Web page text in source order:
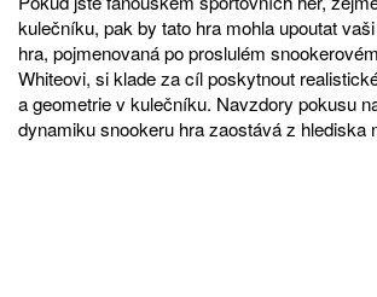
kulečníku, pak by tato hra mohla upoutat
hra, pojmenovaná po proslulém
Whiteovi, si klade za cíl poskytnout
a geometrie v kulečníku. Navzdory pokusu
dynamiku snookeru hra zaostává z hlediska